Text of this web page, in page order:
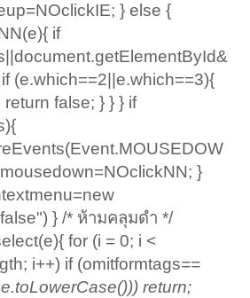
} else {
if
(e.which==2||e.which==3){
false; } } } if
}
} /* ห้ามคลุมดำ */
for (i = 0; i <
i++) if (omitformtags==
return;